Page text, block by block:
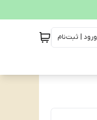
ورود | ثبت‌نام